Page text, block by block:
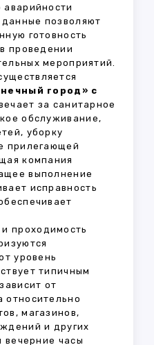
аварийности
данные позволяют
готовность
проведении
мероприятий.
город» с
за санитарное
обслуживание,
уборку
прилегающей
компания
выполнение
исправность
и проходимость
уровень
типичным
от
относительно
магазинов,
и других
вечерние часы